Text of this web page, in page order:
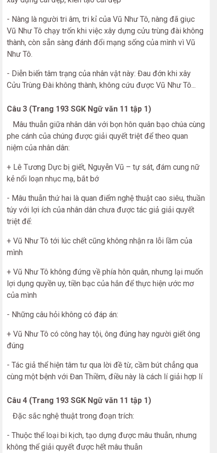
- Nàng là người tri âm, tri kỉ của Vũ Như Tô, nàng đã giục
Vũ Như Tô chạy trốn khi việc xây dựng cửu trùng đài không
thành, còn sẵn sàng đánh đổi mạng sống của mình vì Vũ
Như Tô.
- Diễn biến tâm trạng của nhân vật này: Đau đớn khi xây
Cửu Trùng Đài không thành, không cứu được Vũ Như Tô...
Câu 3 (Trang 193 SGK Ngữ văn 11 tập 1)
Mâu thuẫn giữa nhân dân với bọn hôn quân bạo chúa cùng
phe cánh của chúng được giải quyết triệt để theo quan
niệm của nhân dân:
+ Lê Tương Dực bị giết, Nguyễn Vũ – tự sát, đám cung nữ
kẻ nổi loạn nhục mạ, bắt bớ
- Mâu thuẫn thứ hai là quan điểm nghệ thuật cao siêu, thuần
túy với lợi ích của nhân dân chưa được tác giả giải quyết
triệt để:
+ Vũ Như Tô tới lúc chết cũng không nhận ra lỗi lầm của
mình
+ Vũ Như Tô không đứng về phía hôn quân, nhưng lại muốn
lợi dụng quyền uy, tiền bạc của hắn để thực hiện ước mơ
của mình
- Những câu hỏi không có đáp án:
+ Vũ Như Tô có công hay tội, ông đúng hay người giết ông
đúng
- Tác giả thể hiện tâm tư qua lời đề từ, cầm bút chẳng qua
cùng một bệnh với Đan Thiềm, điều này là cách lí giải hợp lí
Câu 4 (Trang 193 SGK Ngữ văn 11 tập 1)
Đặc sắc nghệ thuật trong đoạn trích:
- Thuộc thể loại bi kịch, tạo dựng được mâu thuẫn, nhưng
không thể giải quyết được hết mâu thuẫn